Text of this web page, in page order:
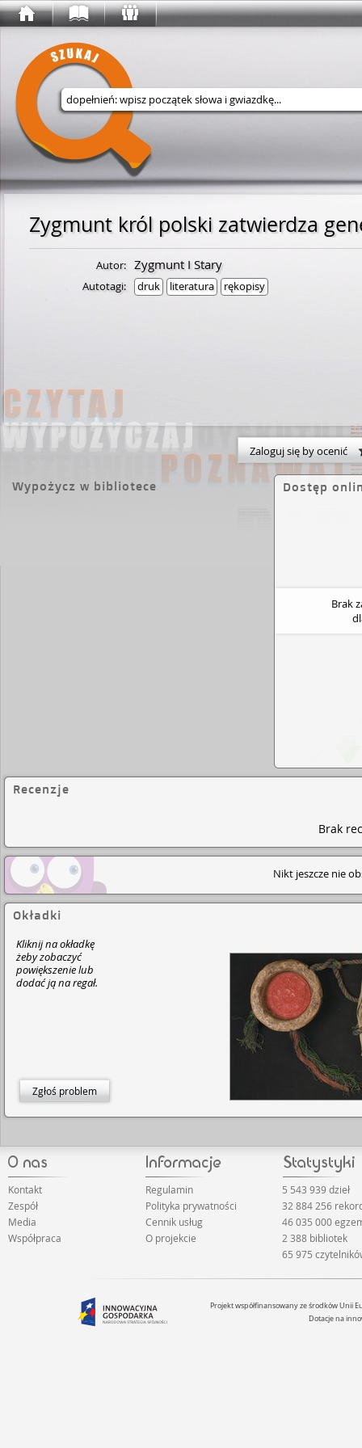
Wyszukaj w serwisie
Autor: Zygmunt I Stary
Autotagi: druk literatura rękopisy
Zaloguj się by ocenić
Wypożycz w bibliotece Dostęp
Brak
Recenzje
Brak
Nikt jeszcze nie
Okładki
Kliknij na okładkę
żeby zobaczyć
powiększenie lub
dodać ją na regał.
Zgłoś problem
Kontakt
Zespół
Media
Współpraca
Regulamin
Polityka prywatności
Cennik usług
O projekcie
5 543 939 dzieł
32 884 256
46 035 000
2 388 bibliotek
65 975
Projekt współfinansowany ze środków Unii
Dotacje na